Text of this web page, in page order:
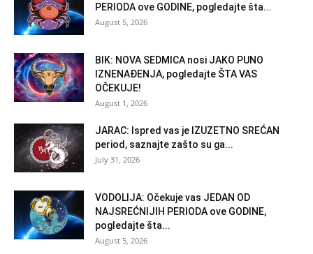
PERIODA ove GODINE, pogledajte šta...
August 5, 2026
BIK: NOVA SEDMICA nosi JAKO PUNO
IZNENAĐENJA, pogledajte ŠTA VAS
OČEKUJE!
August 1, 2026
JARAC: Ispred vas je IZUZETNO SREĆAN
period, saznajte zašto su ga...
July 31, 2026
VODOLIJA: Očekuje vas JEDAN OD
NAJSREĆNIJIH PERIODA ove GODINE,
pogledajte šta...
August 5, 2026